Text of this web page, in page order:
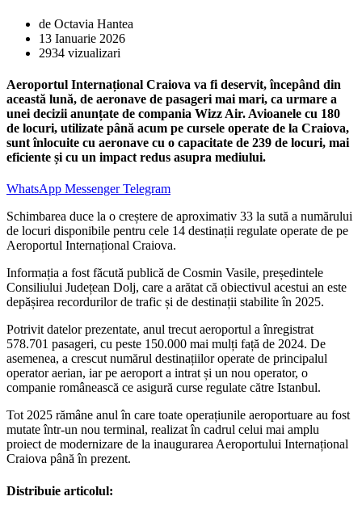
de Octavia Hantea
13 Ianuarie 2026
2934 vizualizari
Aeroportul Internațional Craiova va fi deservit, începând din
această lună, de aeronave de pasageri mai mari, ca urmare a
unei decizii anunțate de compania Wizz Air. Avioanele cu 180
de locuri, utilizate până acum pe cursele operate de la Craiova,
sunt înlocuite cu aeronave cu o capacitate de 239 de locuri, mai
eficiente și cu un impact redus asupra mediului.
WhatsApp MessengerTelegram
Schimbarea duce la o creștere de aproximativ 33 la sută a numărului
de locuri disponibile pentru cele 14 destinații regulate operate de pe
Aeroportul Internațional Craiova.
Informația a fost făcută publică de Cosmin Vasile, președintele
Consiliului Județean Dolj, care a arătat că obiectivul acestui an este
depășirea recordurilor de trafic și de destinații stabilite în 2025.
Potrivit datelor prezentate, anul trecut aeroportul a înregistrat
578.701 pasageri, cu peste 150.000 mai mulți față de 2024. De
asemenea, a crescut numărul destinațiilor operate de principalul
operator aerian, iar pe aeroport a intrat și un nou operator, o
companie românească ce asigură curse regulate către Istanbul.
Tot 2025 rămâne anul în care toate operațiunile aeroportuare au fost
mutate într-un nou terminal, realizat în cadrul celui mai amplu
proiect de modernizare de la inaugurarea Aeroportului Internațional
Craiova până în prezent.
Distribuie articolul: